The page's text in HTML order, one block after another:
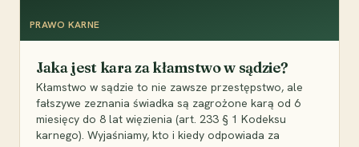
PRAWO KARNE
Jaka jest kara za kłamstwo w sądzie?
Kłamstwo w sądzie to nie zawsze przestępstwo, ale
fałszywe zeznania świadka są zagrożone karą od 6
miesięcy do 8 lat więzienia (art. 233 § 1 Kodeksu
karnego). Wyjaśniamy, kto i kiedy odpowiada za